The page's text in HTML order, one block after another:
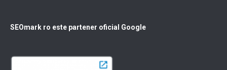
SEOmark ro este partener oficial Google